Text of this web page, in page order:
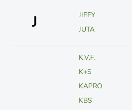
J
JIFFY
JUTA
K.V.F.
K+S
KAPRO
KBS